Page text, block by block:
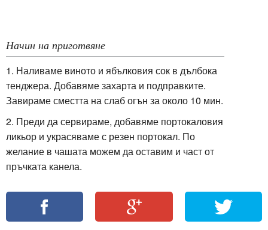
Начин на приготвяне
1. Наливаме виното и ябълковия сок в дълбока
тенджера. Добавяме захарта и подправките.
Завираме сместта на слаб огън за около 10 мин.
2. Преди да сервираме, добавяме портокаловия
ликьор и украсяваме с резен портокал. По
желание в чашата можем да оставим и част от
пръчката канела.